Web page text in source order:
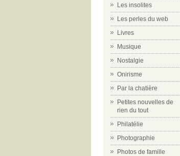
Les insolites
Les perles du web
Livres
Musique
Nostalgie
Onirisme
Par la chatière
Petites nouvelles de
rien du tout
Philatélie
Photographie
Photos de famille